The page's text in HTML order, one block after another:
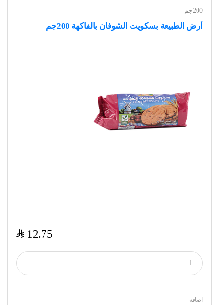
200جم
أرض الطبيعة بسكويت الشوفان بالفاكهة 200جم
12.75
$
اضافة